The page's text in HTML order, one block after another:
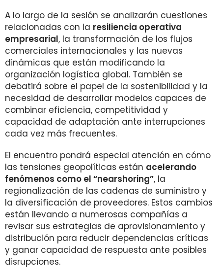
A lo largo de la sesión se analizarán cuestiones
relacionadas con la resiliencia operativa
empresarial, la transformación de los flujos
comerciales internacionales y las nuevas
dinámicas que están modificando la
organización logística global. También se
debatirá sobre el papel de la sostenibilidad y la
necesidad de desarrollar modelos capaces de
combinar eficiencia, competitividad y
capacidad de adaptación ante interrupciones
cada vez más frecuentes.
El encuentro pondrá especial atención en cómo
las tensiones geopolíticas están acelerando
fenómenos como el “nearshoring”, la
regionalización de las cadenas de suministro y
la diversificación de proveedores. Estos cambios
están llevando a numerosas compañías a
revisar sus estrategias de aprovisionamiento y
distribución para reducir dependencias críticas
y ganar capacidad de respuesta ante posibles
disrupciones.